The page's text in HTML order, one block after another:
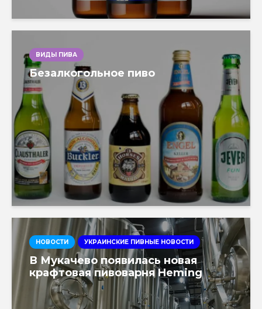
ВИДЫ ПИВА
Безалкогольное пиво
НОВОСТИ УКРАИНСКИЕ ПИВНЫЕ НОВОСТИ
В Мукачево появилась новая
крафтовая пивоварня Heming